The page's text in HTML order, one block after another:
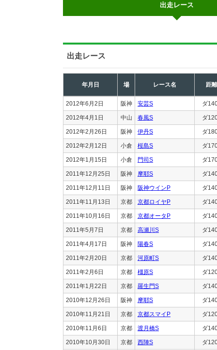
出走レース
出走レース
年月日 場 レース名 距離
2012年6月2日 阪神 安芸S ダ
2012年4月1日 中山 春風S ダ
2012年2月26日 阪神 伊丹S ダ
2012年2月12日 小倉 桜島S ダ
2012年1月15日 小倉 門司S ダ
2011年12月25日 阪神 摩耶S ダ
2011年12月11日 阪神 阪神ウインP ダ
2011年11月13日 京都 京都ロイヤP ダ
2011年10月16日 京都 京都オータP ダ
2011年5月7日 京都 高瀬川S ダ
2011年4月17日 阪神 陽春S ダ
2011年2月20日 京都 河原町S ダ
2011年2月6日 京都 橿原S ダ
2011年1月22日 京都 羅生門S ダ
2010年12月26日 阪神 摩耶S ダ
2010年11月21日 京都 京都スマイP ダ
2010年11月6日 京都 渡月橋S ダ
2010年10月30日 京都 西陣S ダ